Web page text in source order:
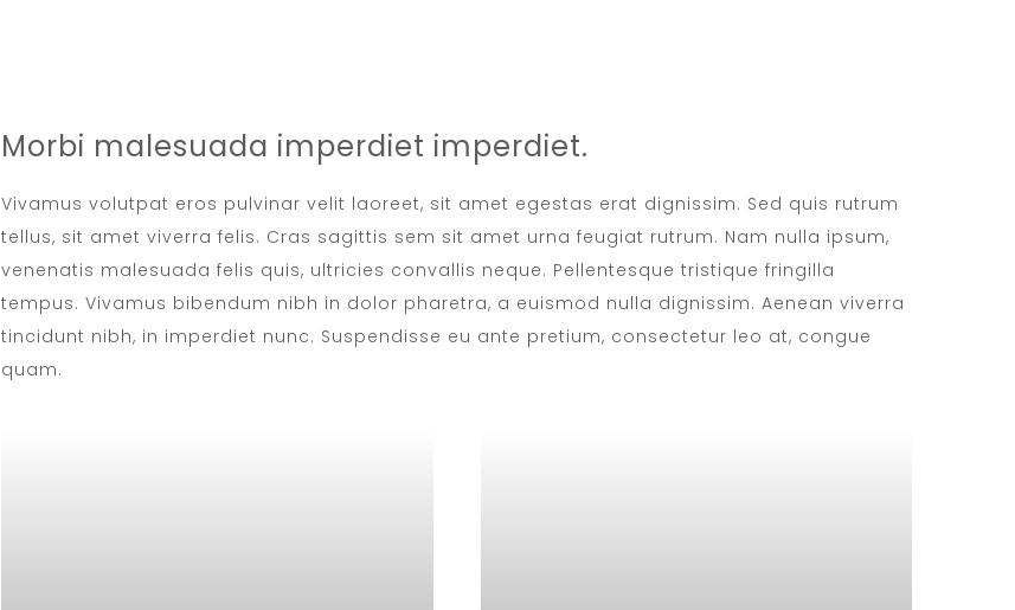
Morbi malesuada imperdiet imperdiet.
Vivamus volutpat eros pulvinar velit laoreet, sit amet egestas erat dignissim. Sed quis rutrum
tellus, sit amet viverra felis. Cras sagittis sem sit amet urna feugiat rutrum. Nam nulla ipsum,
venenatis malesuada felis quis, ultricies convallis neque. Pellentesque tristique fringilla
tempus. Vivamus bibendum nibh in dolor pharetra, a euismod nulla dignissim. Aenean viverra
tincidunt nibh, in imperdiet nunc. Suspendisse eu ante pretium, consectetur leo at, congue
quam.